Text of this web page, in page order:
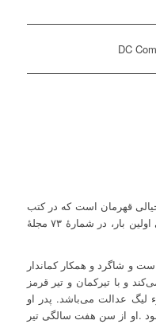
DC
قهرمان است که در کتب
کامیک دی سی کمیکز وجود دارد؛ و برای اولین بار، در شمارهٔ ۷۳ مجلهٔ
و شاگرد و همکار کماندار
و با تیرکمان و تیر قرمز
لیگ عدالت می‌باشد. پدر او
.او از سن هفت سالگی تیر